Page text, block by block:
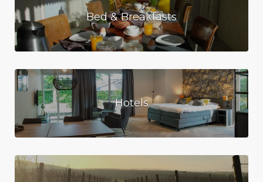
Bed & Breakfasts
Hotels